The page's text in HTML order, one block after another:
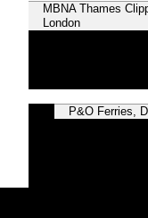
MBNA Thames
London
P&O Ferries,